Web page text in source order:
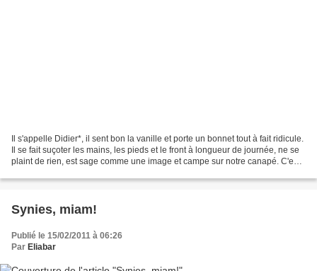
Il s'appelle Didier*, il sent bon la vanille et porte un bonnet tout à fait ridicule.
Il se fait suçoter les mains, les pieds et le front à longueur de journée, ne se
plaint de rien, est sage comme une image et campe sur notre canapé. C'est
Synies, miam!
Publié le 15/02/2011 à 06:26
Par Eliabar